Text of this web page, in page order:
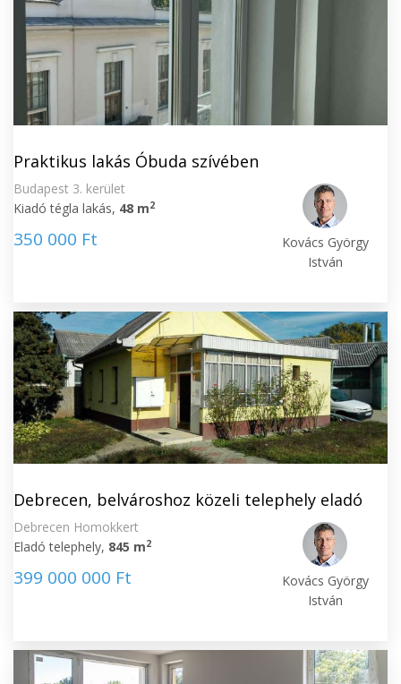
Praktikus lakás Óbuda szívében
Budapest 3. kerület
Kiadó tégla lakás, 48 m2
350 000 Ft
Kovács György
István
Debrecen, belvároshoz közeli telephely eladó
Debrecen Homokkert
Eladó telephely, 845 m2
399 000 000 Ft
Kovács György
István